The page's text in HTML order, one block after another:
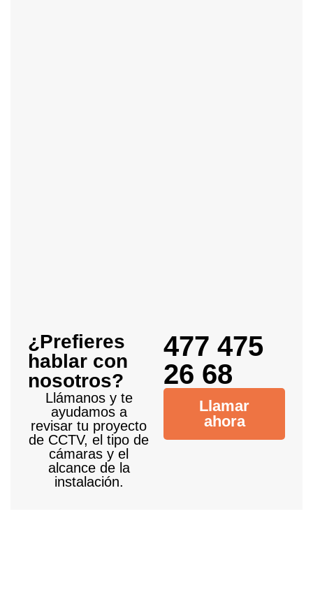
¿Prefieres
hablar con
nosotros?
Llámanos y te
ayudamos a
revisar tu proyecto
de CCTV, el tipo de
cámaras y el
alcance de la
instalación.
477 475
26 68
Llamar
ahora